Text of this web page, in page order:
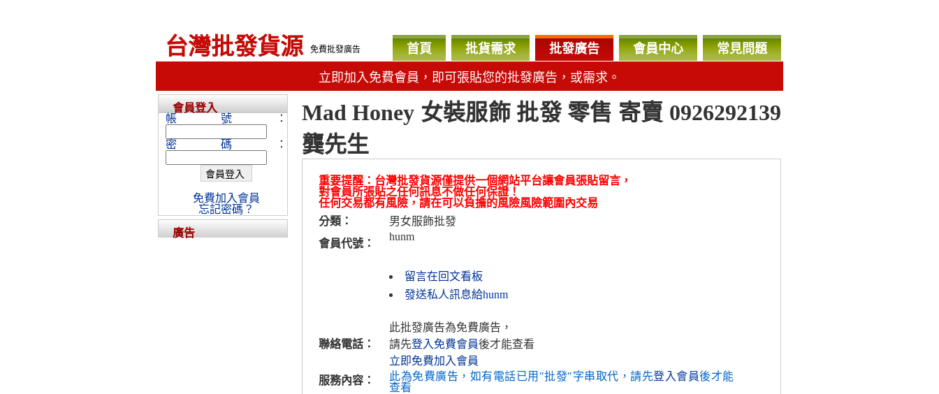
台灣批發貨源 免費批發廣告 首頁 批貨需求 批發廣告 會員中心 常見問題
立即加入免費會員，即可張貼您的批發廣告，或需求。
Mad Honey 女裝服飾 批發 零售 寄賣 0926292139
龔先生
重要提醒：台灣批發貨源僅提供一個網站平台讓會員張貼留言，
對會員所張貼之任何訊息不做任何保證！
任何交易都有風險，請在可以負擔的風險風險範圍內交易
分類：
男女服飾批發
會員代號：
hunm
留言在回文看板
發送私人訊息給hunm
聯絡電話：
此批發廣告為免費廣告，
請先登入免費會員後才能查看
立即免費加入會員
服務內容：
此為免費廣告，如有電話已用"批發"字串取代，請先登入會員後才能
查看
會員登入
帳號：
密碼：
免費加入會員
忘記密碼？
廣告